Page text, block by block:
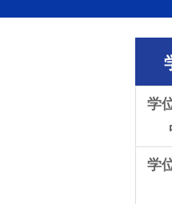
学
学